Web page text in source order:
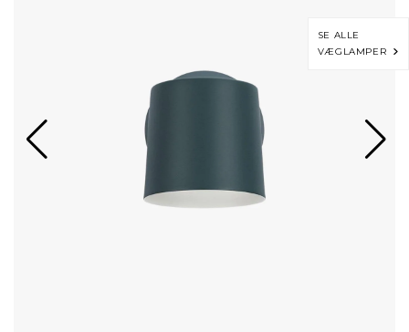
SE ALLE
VÆGLAMPER